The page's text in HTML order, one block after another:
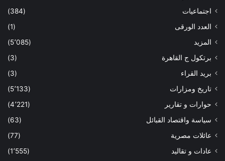
اجتماعيات
(384)
العدد الورقى
(1)
المزيد
(5٬085)
برتكول ج القاهرة
(3)
بريد القراء
(3)
تاريخ ومزارات
(5٬133)
حوارات و تقارير
(4٬221)
سياسة واقتصاد القبائل
(63)
عائلات مصرية
(77)
عادات و تقاليد
(1٬555)